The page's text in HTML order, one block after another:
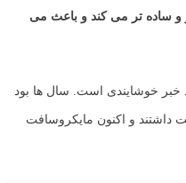
و ساده تر می کند و باعث می
خبر خوشایندی است. سال ها بود
داشتند و اکنون مایکروسافت